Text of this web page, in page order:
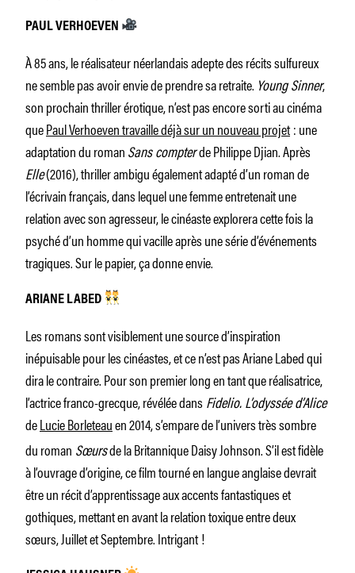
PAUL VERHOEVEN
À 85 ans, le réalisateur néerlandais adepte des récits sulfureux
ne semble pas avoir envie de prendre sa retraite. Young Sinner,
son prochain thriller érotique, n’est pas encore sorti au cinéma
quePaul Verhoeven travaille déjà sur un nouveau projet: une
adaptation du romanSans compterde Philippe Djian. Après
Elle(2016), thriller ambigu également adapté d’un roman de
l’écrivain français, dans lequel une femme entretenait une
relation avec son agresseur, le cinéaste explorera cette fois la
psyché d’un homme qui vacille après une série d’événements
tragiques. Sur le papier, ça donne envie.
ARIANE LABED
Les romans sont visiblement une source d’inspiration
inépuisable pour les cinéastes, et ce n’est pas Ariane Labed qui
dira le contraire. Pour son premier long en tant que réalisatrice,
l’actrice franco-grecque, révélée dansFidelio. L’odyssée d’Alice
deLucie Borleteauen 2014, s’empare de l’univers très sombre
du roman Sœursde la Britannique Daisy Johnson. S’il est fidèle
à l’ouvrage d’origine, ce film tourné en langue anglaise devrait
être un récit d’apprentissage aux accents fantastiques et
gothiques, mettant en avant la relation toxique entre deux
sœurs, Juillet et Septembre. Intrigant !